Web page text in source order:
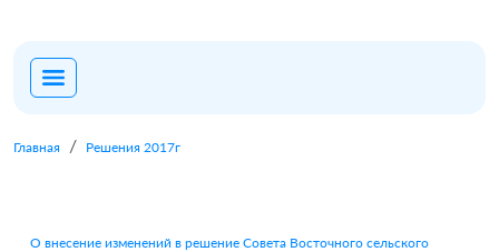
Главная Решения 2017г
О внесение изменений в решение Совета Восточного сельского